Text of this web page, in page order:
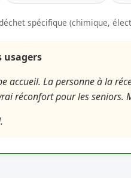
spécifique (chimique,
usagers
accueil. La personne à la
réconfort pour les seniors.